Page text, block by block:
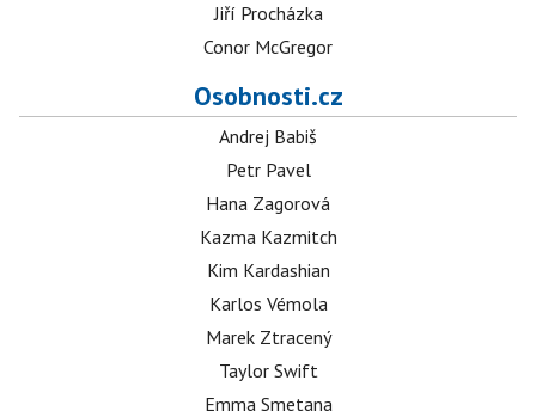
Jiří Procházka
Conor McGregor
Osobnosti.cz
Andrej Babiš
Petr Pavel
Hana Zagorová
Kazma Kazmitch
Kim Kardashian
Karlos Vémola
Marek Ztracený
Taylor Swift
Emma Smetana